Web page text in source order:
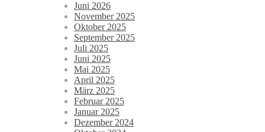
Juni 2026
November 2025
Oktober 2025
September 2025
Juli 2025
Juni 2025
Mai 2025
April 2025
März 2025
Februar 2025
Januar 2025
Dezember 2024